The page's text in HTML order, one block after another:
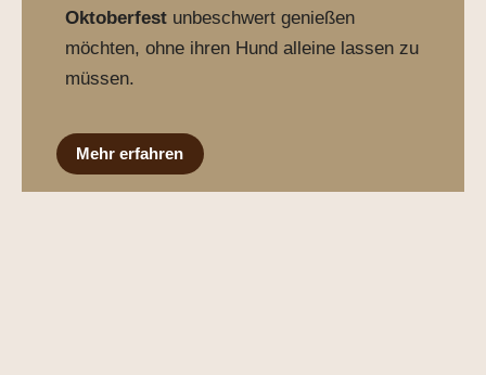
Oktoberfest unbeschwert genießen
möchten, ohne ihren Hund alleine lassen zu
müssen.
Mehr erfahren